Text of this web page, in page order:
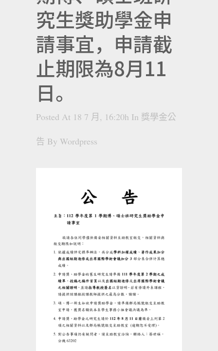
究生獎助學金申
請事宜，申請截
止期限為8月11
日。
Posted At 18 7 月, 16:20h In 獎學金公
告 By Wordpress